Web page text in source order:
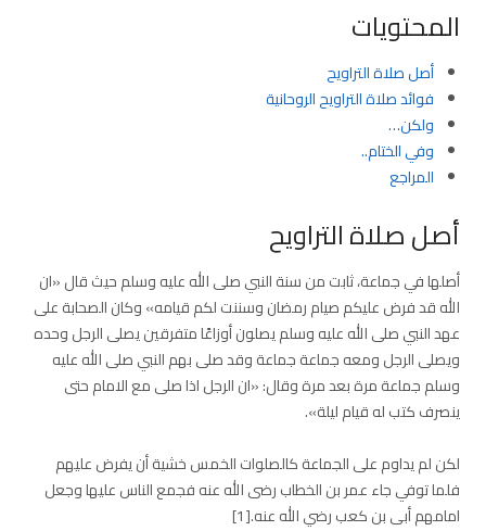
المحتويات
أصل صلاة التراويح
فوائد صلاة التراويح الروحانية
ولكن…
وفي الختام..
المراجع
أصل صلاة التراويح
أصلها في جماعة، ثابت من سنة النبي صلى الله عليه وسلم حيث قال «ان
الله قد فرض عليكم صيام رمضان وسننت لكم قيامه» وكان الصحابة على
عهد النبي صلى الله عليه وسلم يصلون أوزاعًا متفرقين يصلى الرجل وحده
ويصلى الرجل ومعه جماعة جماعة وقد صلى بهم النبي صلى الله عليه
وسلم جماعة مرة بعد مرة وقال: «ان الرجل اذا صلى مع الامام حتى
ينصرف كتب له قيام ليلة».
لكن لم يداوم على الجماعة كالصلوات الخمس خشية أن يفرض عليهم
فلما توفي جاء عمر بن الخطاب رضى الله عنه فجمع الناس عليها وجعل
امامهم أبى بن كعب رضي الله عنه.[1]